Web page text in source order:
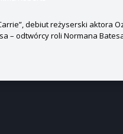
debiut reżyserski aktora
– odtwórcy roli Normana